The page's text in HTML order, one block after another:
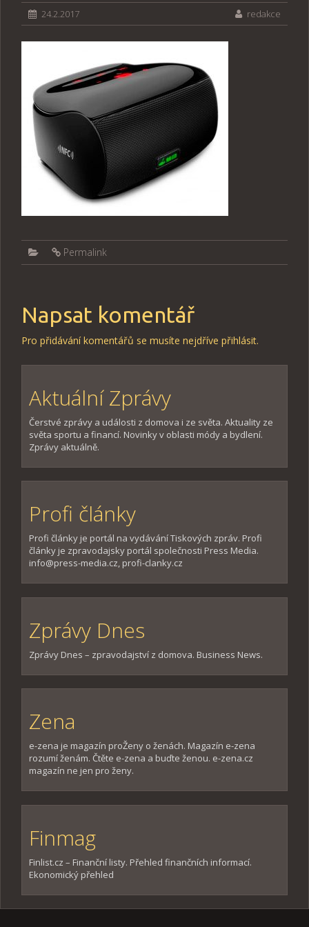
24.2.2017 redakce
Permalink
Napsat komentář
Pro přidávání komentářů se musíte nejdříve přihlásit.
Aktuální Zprávy
Čerstvé zprávy a události z domova i ze světa. Aktuality ze
světa sportu a financí. Novinky v oblasti módy a bydlení.
Zprávy aktuálně.
Profi články
Profi články je portál na vydávání Tiskových zpráv. Profi
články je zpravodajsky portál společnosti Press Media.
info@press-media.cz, profi-clanky.cz
Zprávy Dnes
Zprávy Dnes – zpravodajství z domova. Business News.
Zena
e-zena je magazín proŽeny o ženách. Magazín e-zena
rozumí ženám. Čtěte e-zena a buďte ženou. e-zena.cz
magazín ne jen pro ženy.
Finmag
Finlist.cz – Finanční listy. Přehled finančních informací.
Ekonomický přehled